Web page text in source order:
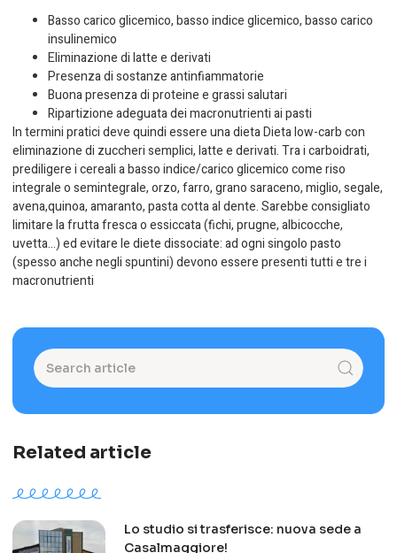
Basso carico glicemico, basso indice glicemico, basso carico
insulinemico
Eliminazione di latte e derivati
Presenza di sostanze antinfiammatorie
Buona presenza di proteine e grassi salutari
Ripartizione adeguata dei macronutrienti ai pasti
In termini pratici deve quindi essere una dieta Dieta low-carb con
eliminazione di zuccheri semplici, latte e derivati. Tra i carboidrati,
prediligere i cereali a basso indice/carico glicemico come riso
integrale o semintegrale, orzo, farro, grano saraceno, miglio, segale,
avena,quinoa, amaranto, pasta cotta al dente. Sarebbe consigliato
limitare la frutta fresca o essiccata (fichi, prugne, albicocche,
uvetta…) ed evitare le diete dissociate: ad ogni singolo pasto
(spesso anche negli spuntini) devono essere presenti tutti e tre i
macronutrienti
Related article
Lo studio si trasferisce: nuova sede a
Casalmaggiore!